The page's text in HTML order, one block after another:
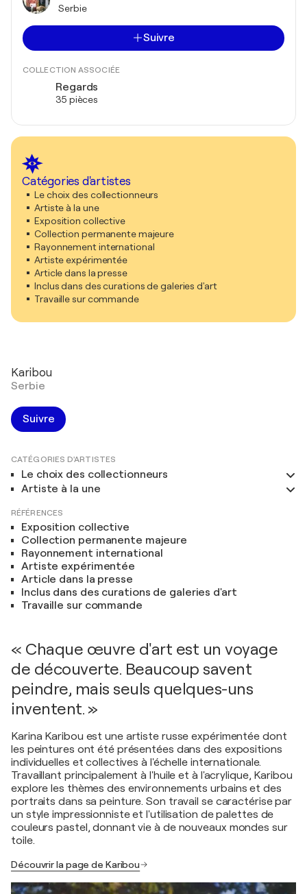
Serbie
Suivre
COLLECTION ASSOCIÉE
Regards
35 pièces
Catégories d'artistes
Le choix des collectionneurs
Artiste à la une
Exposition collective
Collection permanente majeure
Rayonnement international
Artiste expérimentée
Article dans la presse
Inclus dans des curations de galeries d'art
Travaille sur commande
Karibou
Serbie
Suivre
CATÉGORIES D'ARTISTES
Le choix des collectionneurs
Artiste à la une
RÉFÉRENCES
Exposition collective
Collection permanente majeure
Rayonnement international
Artiste expérimentée
Article dans la presse
Inclus dans des curations de galeries d'art
Travaille sur commande
« Chaque œuvre d'art est un voyage
de découverte. Beaucoup savent
peindre, mais seuls quelques-uns
inventent. »
Karina Karibou est une artiste russe expérimentée dont
les peintures ont été présentées dans des expositions
individuelles et collectives à l'échelle internationale.
Travaillant principalement à l'huile et à l'acrylique, Karibou
explore les thèmes des environnements urbains et des
portraits dans sa peinture. Son travail se caractérise par
un style impressionniste et l'utilisation de palettes de
couleurs pastel, donnant vie à de nouveaux mondes sur
toile.
Découvrir la page de Karibou